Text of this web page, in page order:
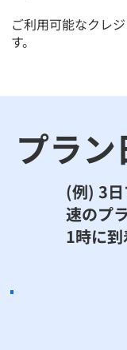
ご利用可能なクレ
す。
プラ
​(例) 3
速のプ
1時に